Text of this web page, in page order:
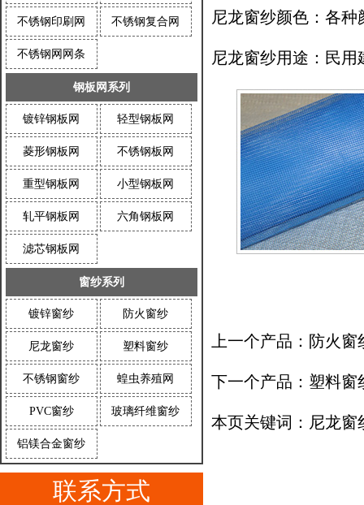
不锈钢印刷网 不锈钢复合网
不锈钢网网条
钢板网系列
镀锌钢板网 轻型钢板网
菱形钢板网 不锈钢板网
重型钢板网 小型钢板网
轧平钢板网 六角钢板网
滤芯钢板网
窗纱系列
镀锌窗纱 防火窗纱
尼龙窗纱 塑料窗纱
不锈钢窗纱 蝗虫养殖网
PVC窗纱 玻璃纤维窗纱
铝镁合金窗纱
联系方式
尼龙窗纱颜色：各
尼龙窗纱用途：民
上一个产品： 防火窗
下一个产品： 塑料窗
本页关键词：尼龙窗